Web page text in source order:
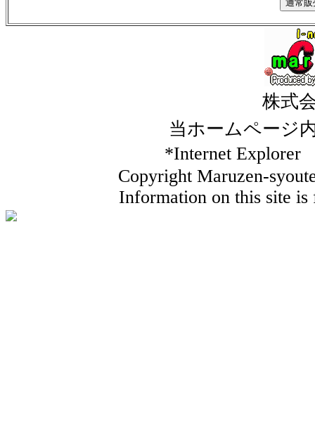
株式
当ホームページ
*Internet
Copyright Maruzen-
Information on this site is